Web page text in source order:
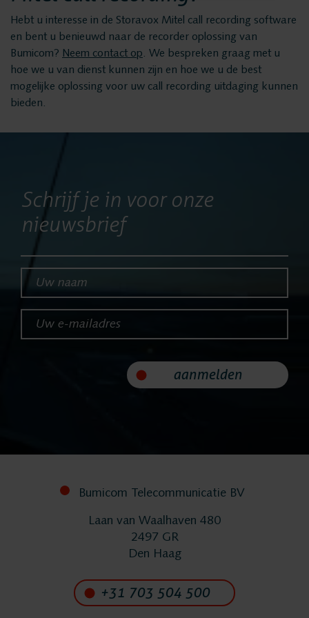
Nieuws
Service
Vervangende
systemen
Systeemonderhoud
Implementatie
Services
Hebt u interesse in de Storavox Mitel call recording software
en bent u benieuwd naar de recorder oplossing van
Bumicom? Neem contact op. We bespreken graag met u
hoe we u van dienst kunnen zijn en hoe we u de best
mogelijke oplossing voor uw call recording uitdaging kunnen
bieden.
Schrijf je in voor onze
nieuwsbrief
Uw naam*
Uw e-mailadres*
aanmelden
Bumicom Telecommunicatie BV
Laan van Waalhaven 480
2497 GR
Den Haag
+31 703 504 500